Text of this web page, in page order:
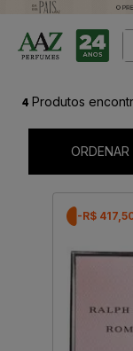
4 Produtos
ORDENAR
-R$